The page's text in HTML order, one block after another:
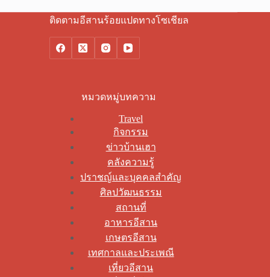
ติดตามอีสานร้อยแปดทางโซเชียล
หมวดหมู่บทความ
Travel
กิจกรรม
ข่าวบ้านเฮา
คลังความรู้
ปราชญ์และบุคคลสำคัญ
ศิลปวัฒนธรรม
สถานที่
อาหารอีสาน
เกษตรอีสาน
เทศกาลและประเพณี
เที่ยวอีสาน